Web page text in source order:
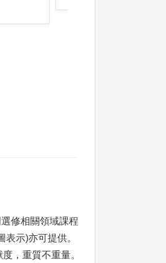
修相關領域課程
示)亦可提供。
，重質不重量。